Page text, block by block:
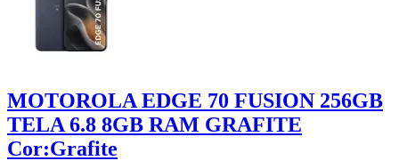
MOTOROLA EDGE 70 FUSION 256GB
TELA 6.8 8GB RAM GRAFITE
Cor:Grafite